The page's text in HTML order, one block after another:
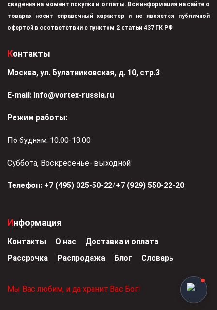
сведения на момент покупки и оплаты. Вся информация на сайте о
товарах носит справочный характер и не является публичной
офертой в соответствии с пунктом 2 статьи 437 ГК РФ
Контакты
Москва, ул. Булатниковская, д. 10, стр.3
Е-mail: info@vortex-russia.ru
Режим работы:
По будням: 10.00-18.00
Суббота, Воскресенье- выходной
Телефон: +7 (495) 025-50-22/+7 (929) 550-22-20
Информация
Контакты О нас
Доставка и оплата
Рассрочка
Распродажа Блог Словарь
Мы Вас любим, и да хранит Вас Бог!